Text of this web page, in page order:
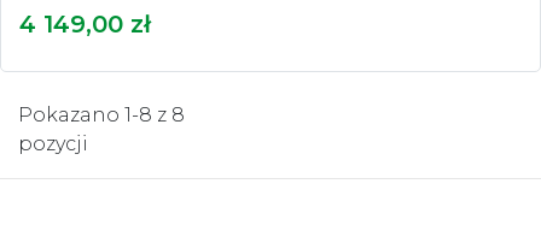
4 149,00 zł
Pokazano 1-8 z 8
pozycji